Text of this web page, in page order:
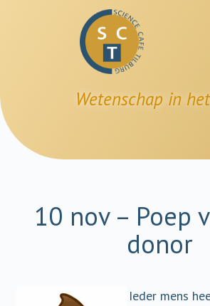
Wetenschap in
10 nov – Poep
donor
Ieder mens